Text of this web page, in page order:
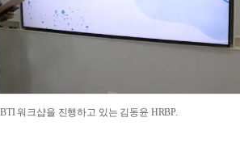
워크샵을 진행하고 있는 김동윤 HRBP.